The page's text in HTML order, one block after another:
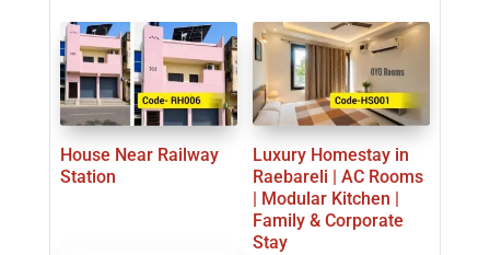
House Near Railway
Station
Luxury Homestay in
Raebareli | AC Rooms
| Modular Kitchen |
Family & Corporate
Stay